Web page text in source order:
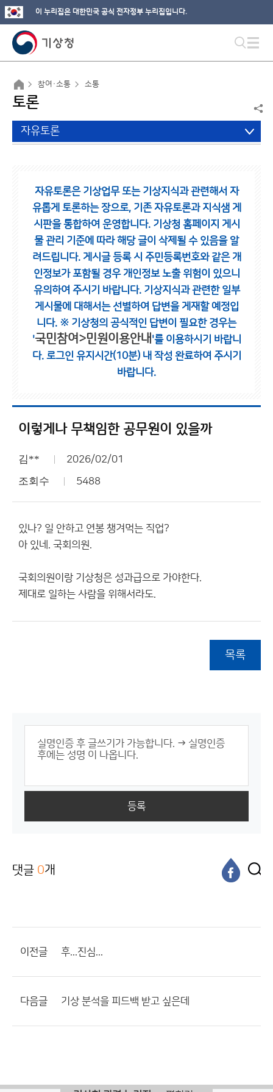
이 누리집은 대한민국 공식 전자정부 누리집입니다.
참여·소통 소통
토론
자유토론
자유토론은 기상업무 또는 기상지식과 관련해서 자
유롭게 토론하는 장으로, 기존 자유토론과 지식샘 게
시판을 통합하여 운영합니다. 기상청 홈페이지 게시
물 관리 기준에 따라 해당 글이 삭제될 수 있음을 알
려드립니다. 게시글 등록 시 주민등록번호와 같은 개
인정보가 포함될 경우 개인정보 노출 위험이 있으니
유의하여 주시기 바랍니다. 기상지식과 관련한 일부
게시물에 대해서는 선별하여 답변을 게재할 예정입
니다. ※ 기상청의 공식적인 답변이 필요한 경우는
'국민참여>민원이용안내 '를 이용하시기 바랍니
다. 로그인 유지시간(10분) 내 작성 완료하여 주시기
바랍니다.
이렇게나 무책임한 공무원이 있을까
김** 2026/02/01
조회수 5488
있나? 일 안하고 연봉 챙겨먹는 직업?
아 있네. 국회의원.
국회의원이랑 기상청은 성과급으로 가야한다.
제대로 일하는 사람을 위해서라도.
목록
등록
댓글 0개
이전글 후...진심...
다음글 기상 분석을 피드백 받고 싶은데